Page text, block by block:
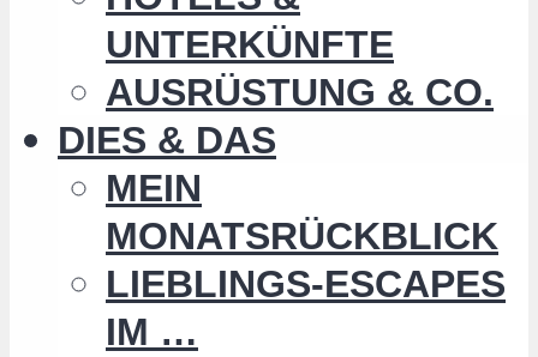
UNTERKÜNFTE
AUSRÜSTUNG & CO.
DIES & DAS
MEIN
MONATSRÜCKBLICK
LIEBLINGS-ESCAPES
IM …